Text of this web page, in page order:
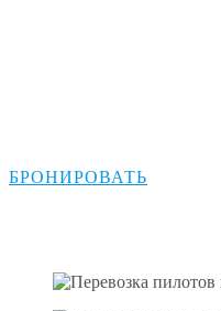
БРОНИРОВАТЬ